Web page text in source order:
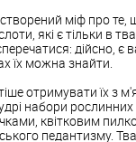
міф про те,
які є тільки в
дійсно, є
їх можна знайти.
отримувати їх з
набори рослинних
квітковим
педантизму.